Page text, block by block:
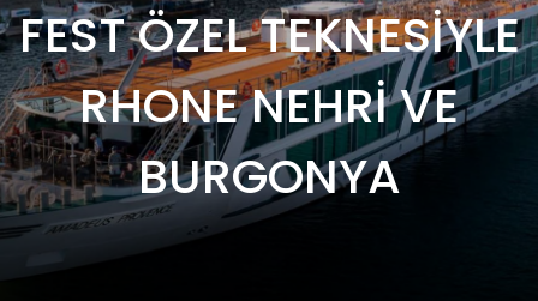
FEST ÖZEL TEKNESİYLE
RHONE NEHRİ VE
BURGONYA